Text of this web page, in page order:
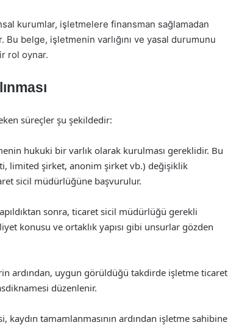
kurumlar, işletmelere finansman sağlamadan
belge, işletmenin varlığını ve yasal durumunu
rol oynar.
süreçler şu şekildedir:
hukuki bir varlık olarak kurulması gereklidir. Bu
limited şirket, anonim şirket vb.) değişiklik
sicil müdürlüğüne başvurulur.
sonra, ticaret sicil müdürlüğü gerekli
konusu ve ortaklık yapısı gibi unsurlar gözden
ardından, uygun görüldüğü takdirde işletme ticaret
düzenlenir.
kaydın tamamlanmasının ardından işletme sahibine